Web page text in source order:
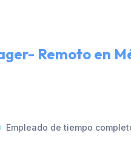
Remoto en
Empleado de tiempo